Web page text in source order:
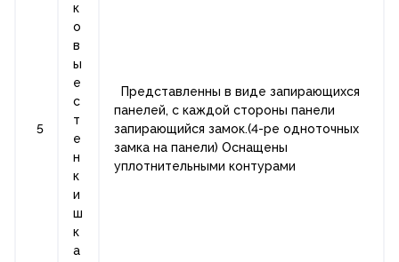
5
к
о
в
ы
е
с
т
е
н
к
и
ш
к
а
Представленны в виде запирающихся
панелей, с каждой стороны панели
запирающийся замок.(4-ре одноточных
замка на панели) Оснащены
уплотнительными контурами